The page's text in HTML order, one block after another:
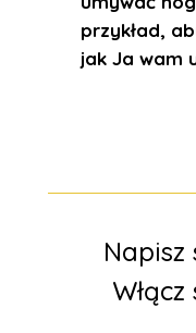
przykład,
jak Ja wam
Napisz